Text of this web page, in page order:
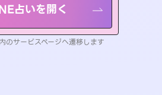
占いを開く
のサービスページへ遷移します